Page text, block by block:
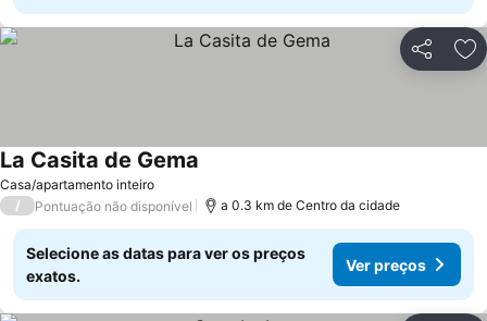
Partilhar
Casa/apartamento inteiro
La Casita de Gema
/ Pontuação não disponível a 0.3 km de Centro da cidade
Selecione as datas para ver os preços
exatos.
Ver preços